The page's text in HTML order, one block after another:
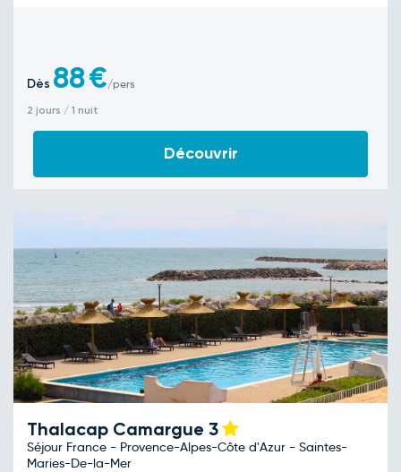
Dès 88€/pers
2 jours / 1 nuit
Découvrir
Thalacap Camargue 3
Séjour France - Provence-Alpes-Côte d'Azur - Saintes-
Maries-De-la-Mer